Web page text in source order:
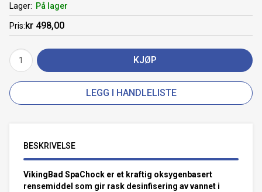
Lager
På lager
Pris kr 498,00
KJØP
LEGG I HANDLELISTE
BESKRIVELSE
VikingBad SpaChock er et kraftig oksygenbasert
rensemiddel som gir rask desinfisering av vannet i